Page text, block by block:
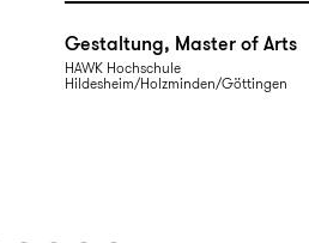
Gestaltung, Master of Arts
HAWK Hochschule
Hildesheim/Holzminden/Göttingen